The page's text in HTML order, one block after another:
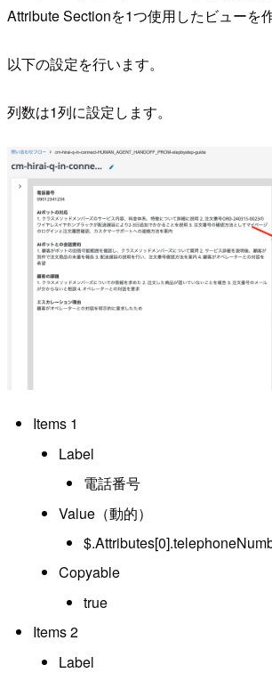
Attribute Sectionを1つ使用したビューを
以下の設定を行います。
列数は1列に設定します。
Items 1
Label
電話番号
Value（動的）
Copyable
true
Items 2
Label